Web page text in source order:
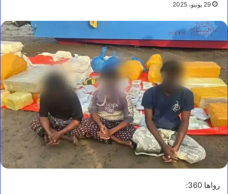
29 يونيو، 2025
رواها 360: